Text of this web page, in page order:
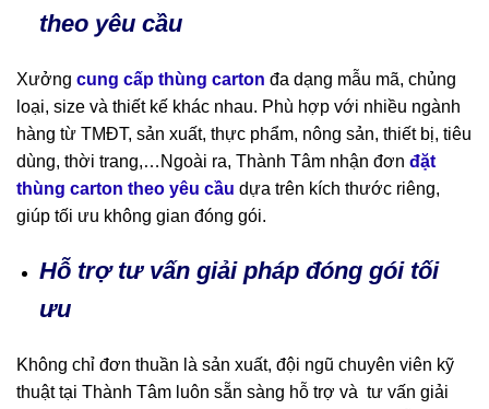
theo yêu cầu
Xưởng cung cấp thùng carton đa dạng mẫu mã, chủng
loại, size và thiết kế khác nhau. Phù hợp với nhiều ngành
hàng từ TMĐT, sản xuất, thực phẩm, nông sản, thiết bị, tiêu
dùng, thời trang,…Ngoài ra, Thành Tâm nhận đơn đặt
thùng carton theo yêu cầu dựa trên kích thước riêng,
giúp tối ưu không gian đóng gói.
Hỗ trợ tư vấn giải pháp đóng gói tối
ưu
Không chỉ đơn thuần là sản xuất, đội ngũ chuyên viên kỹ
thuật tại Thành Tâm luôn sẵn sàng hỗ trợ và tư vấn giải